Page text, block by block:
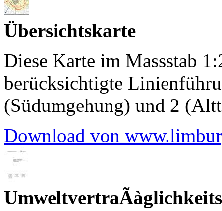
Übersichtskarte
Diese Karte im Massstab
berücksichtigte
(Südumgehung) und 2
Download von